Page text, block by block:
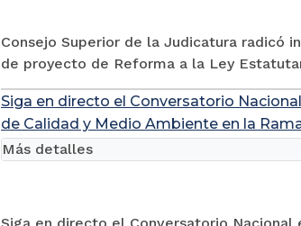
Consejo Superior de la Judicatura radicó
de proyecto de Reforma a la Ley
Siga en directo el Conversatorio
de Calidad y Medio Ambiente en la
Más detalles